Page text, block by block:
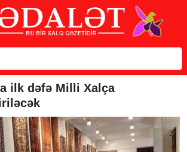
ilk dəfə Milli Xalça